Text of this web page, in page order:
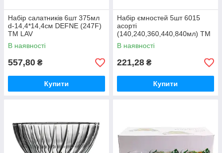
Набір салатників 6шт 375мл
d-14,4*14,4см DEFNE (247F)
ТМ LAV
В наявності
557,80 ₴
Купити
Набір ємностей 5шт 6015
асорті
(140,240,360,440,840мл) ТМ
SNT
В наявності
221,28 ₴
Купити